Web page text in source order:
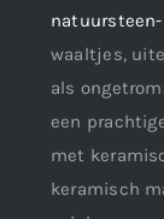
natuursteen-
waaltjes,
als
een
met
keramisch